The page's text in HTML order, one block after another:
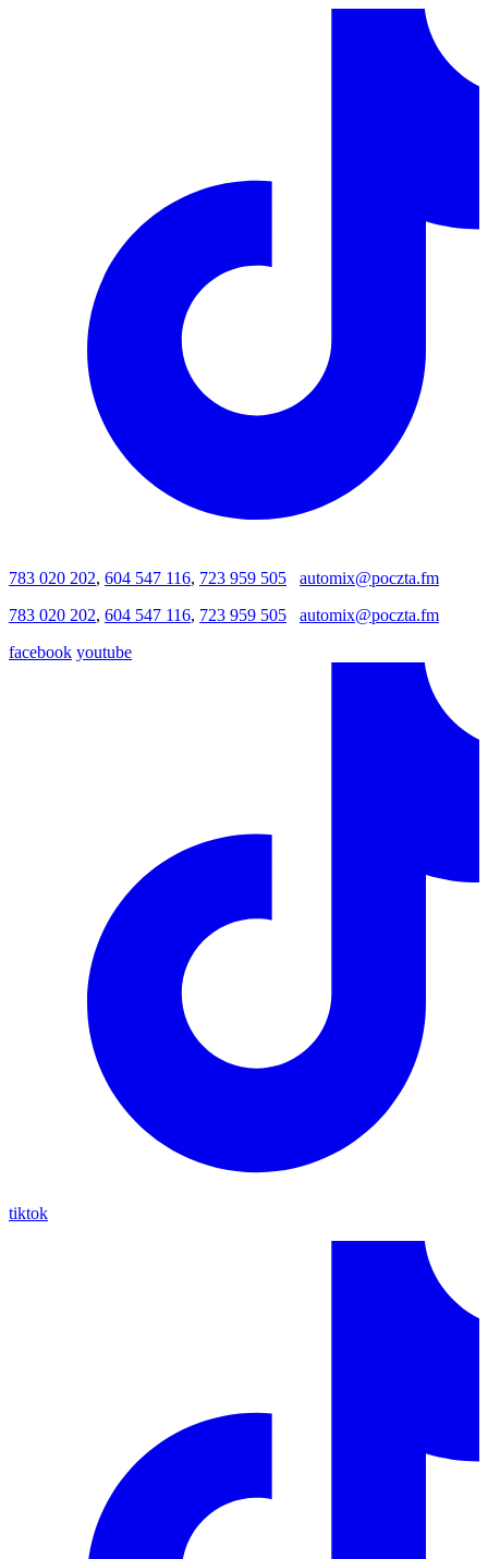
783 020 202, 604 547 116, 723 959 505
automix@poczta.fm
783 020 202, 604 547 116, 723 959 505
automix@poczta.fm
facebook youtube
tiktok